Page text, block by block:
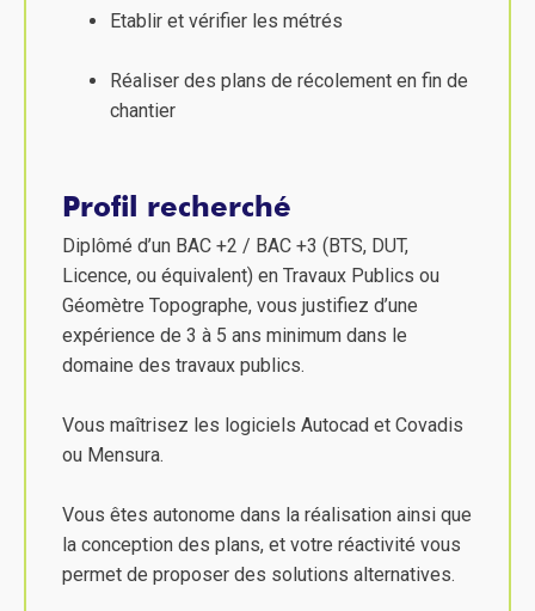
Etablir et vérifier les métrés
Réaliser des plans de récolement en fin de
chantier
Profil recherché
Diplômé d’un BAC +2 / BAC +3 (BTS, DUT,
Licence, ou équivalent) en Travaux Publics ou
Géomètre Topographe, vous justifiez d’une
expérience de 3 à 5 ans minimum dans le
domaine des travaux publics.
Vous maîtrisez les logiciels Autocad et Covadis
ou Mensura.
Vous êtes autonome dans la réalisation ainsi que
la conception des plans, et votre réactivité vous
permet de proposer des solutions alternatives.